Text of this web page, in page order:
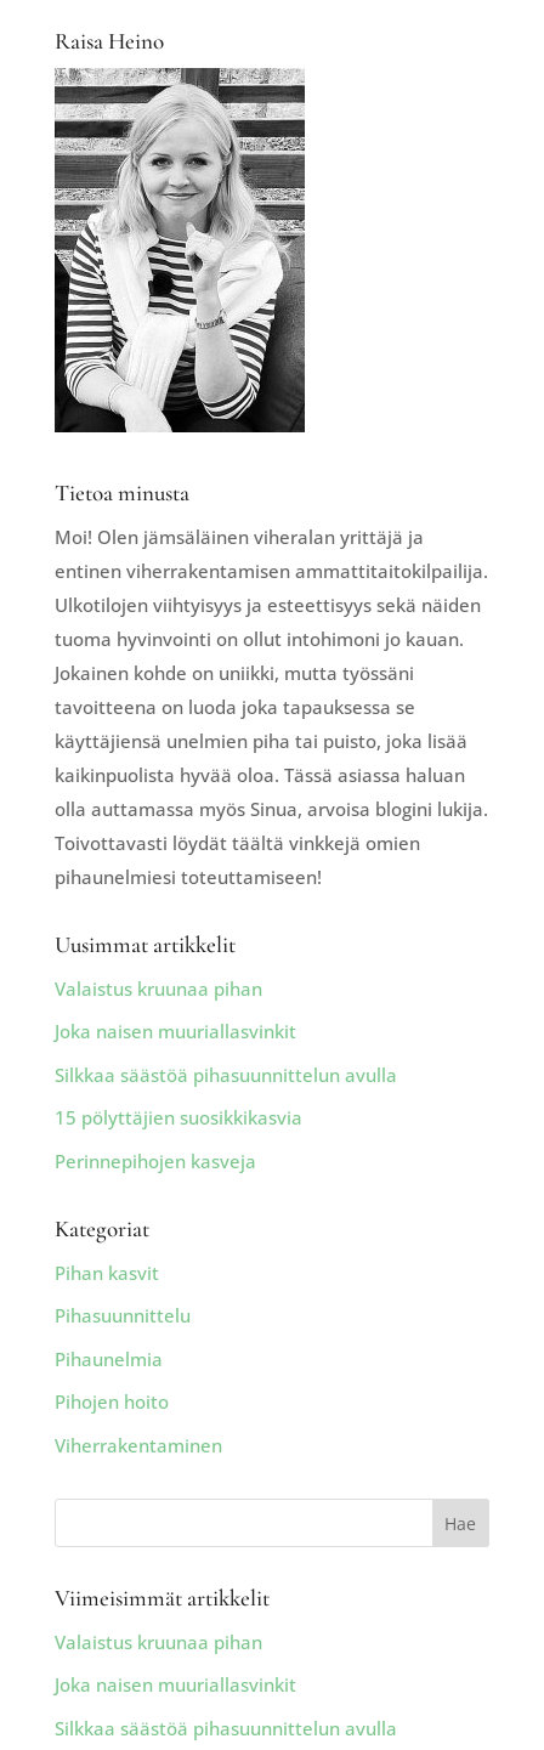
c
e
b
o
o
k
er
e
st
s
A
p
p
e
dI
n
Raisa Heino
Tietoa minusta
Moi! Olen jämsäläinen viheralan yrittäjä ja
entinen viherrakentamisen ammattitaitokilpailija.
Ulkotilojen viihtyisyys ja esteettisyys sekä näiden
tuoma hyvinvointi on ollut intohimoni jo kauan.
Jokainen kohde on uniikki, mutta työssäni
tavoitteena on luoda joka tapauksessa se
käyttäjiensä unelmien piha tai puisto, joka lisää
kaikinpuolista hyvää oloa. Tässä asiassa haluan
olla auttamassa myös Sinua, arvoisa blogini lukija.
Toivottavasti löydät täältä vinkkejä omien
pihaunelmiesi toteuttamiseen!
Uusimmat artikkelit
Valaistus kruunaa pihan
Joka naisen muuriallasvinkit
Silkkaa säästöä pihasuunnittelun avulla
15 pölyttäjien suosikkikasvia
Perinnepihojen kasveja
Kategoriat
Pihan kasvit
Pihasuunnittelu
Pihaunelmia
Pihojen hoito
Viherrakentaminen
Viimeisimmät artikkelit
Valaistus kruunaa pihan
Joka naisen muuriallasvinkit
Silkkaa säästöä pihasuunnittelun avulla